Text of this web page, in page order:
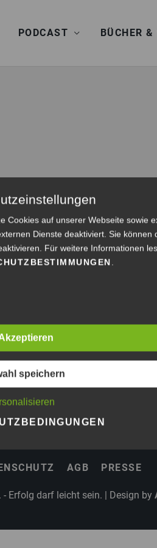
PODCAST BÜCHER
AGB PRESSE
- Erfolg darf leicht sein. | Design by
Cookies auf unserer Webseite sowie
Dienste deaktiviert. Sie können
Für weitere Informationen
.
speichern